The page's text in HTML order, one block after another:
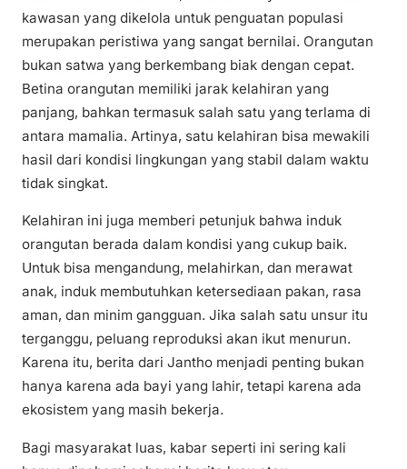
kawasan yang dikelola untuk penguatan populasi
merupakan peristiwa yang sangat bernilai. Orangutan
bukan satwa yang berkembang biak dengan cepat.
Betina orangutan memiliki jarak kelahiran yang
panjang, bahkan termasuk salah satu yang terlama di
antara mamalia. Artinya, satu kelahiran bisa mewakili
hasil dari kondisi lingkungan yang stabil dalam waktu
tidak singkat.
Kelahiran ini juga memberi petunjuk bahwa induk
orangutan berada dalam kondisi yang cukup baik.
Untuk bisa mengandung, melahirkan, dan merawat
anak, induk membutuhkan ketersediaan pakan, rasa
aman, dan minim gangguan. Jika salah satu unsur itu
terganggu, peluang reproduksi akan ikut menurun.
Karena itu, berita dari Jantho menjadi penting bukan
hanya karena ada bayi yang lahir, tetapi karena ada
ekosistem yang masih bekerja.
Bagi masyarakat luas, kabar seperti ini sering kali